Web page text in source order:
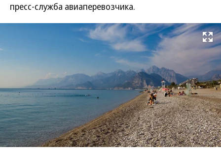
пресс-служба авиаперевозчика.
Развернуть